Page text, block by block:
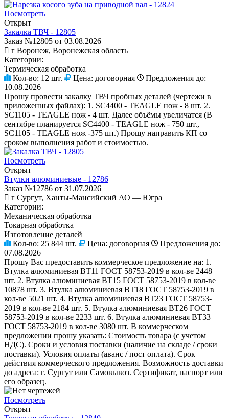
Посмотреть
Открыт
Закалка ТВЧ - 12805
Заказ №12805 от 03.08.2026
г Воронеж, Воронежская область
Категории:
Термическая обработка
Кол-во: 12 шт. Цена: договорная
Предложения до:
10.08.2026
Прошу провести закалку ТВЧ пробных деталей (чертежи в
приложенных файлах): 1. SC4400 - TEAGLE нож - 8 шт. 2.
SC1105 - TEAGLE нож - 4 шт. Далее объёмы увеличатся (В
сентябре планируется SC4400 - TEAGLE нож - 750 шт.,
SC1105 - TEAGLE нож -375 шт.) Прошу направить КП со
сроком выполнения работ и стоимостью.
Посмотреть
Открыт
Втулки алюминиевые - 12786
Заказ №12786 от 31.07.2026
г Сургут, Ханты-Мансийский АО — Югра
Категории:
Механическая обработка
Токарная обработка
Изготовление деталей
Кол-во: 25 844 шт. Цена: договорная
Предложения до:
07.08.2026
Прошу Вас предоставить коммерческое предложение на: 1.
Втулка алюминиевая ВТ11 ГОСТ 58753-2019 в кол-ве 2448
шт. 2. Втулка алюминиевая ВТ15 ГОСТ 58753-2019 в кол-ве
10878 шт. 3. Втулка алюминиевая ВТ18 ГОСТ 58753-2019 в
кол-ве 5021 шт. 4. Втулка алюминиевая ВТ23 ГОСТ 58753-
2019 в кол-ве 2184 шт. 5. Втулка алюминиевая ВТ26 ГОСТ
58753-2019 в кол-ве 2233 шт. 6. Втулка алюминиевая ВТ33
ГОСТ 58753-2019 в кол-ве 3080 шт. В коммерческом
предложении прошу указать: Стоимость товара (с учетом
НДС). Сроки и условия поставки (наличие на складе / сроки
поставки). Условия оплаты (аванс / пост оплата). Срок
действия коммерческого предложения. Возможность доставки
до адреса: г. Сургут или Самовывоз. Сертификат, паспорт или
его образец.
Посмотреть
Открыт